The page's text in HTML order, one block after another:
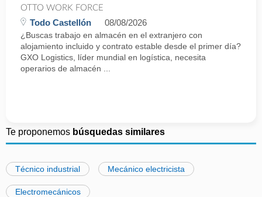
OTTO WORK FORCE
Todo Castellón 08/08/2026
¿Buscas trabajo en almacén en el extranjero con
alojamiento incluido y contrato estable desde el primer día?
GXO Logistics, líder mundial en logística, necesita
operarios de almacén ...
Te proponemos búsquedas similares
Técnico industrial Mecánico electricista
Electromecánicos